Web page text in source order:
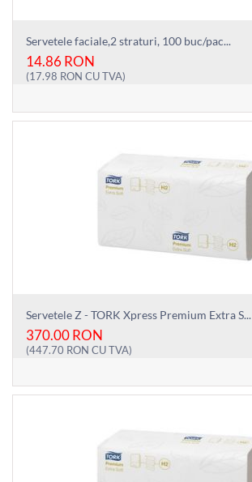
Servetele faciale,2 straturi, 100 buc/pac...
14.86 RON
(17.98 RON CU TVA)
Servetele Z - TORK Xpress Premium Extra S...
370.00RON
(447.70 RON CU TVA)